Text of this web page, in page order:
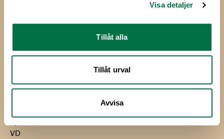
Visa detaljer
Tillåt alla
Tillåt urval
Avvisa
E-post:
VD